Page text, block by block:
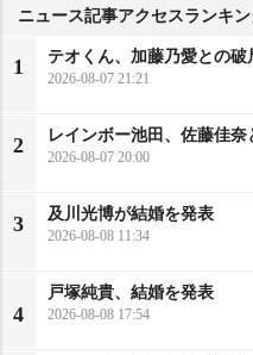
ニュース記事アクセスランキ
1
テオくん、加藤乃愛との破
2026-08-07 21:21
2
レインボー池田、佐藤佳奈
2026-08-07 20:00
3
及川光博が結婚を発表
2026-08-08 11:34
4
戸塚純貴、結婚を発表
2026-08-08 17:54